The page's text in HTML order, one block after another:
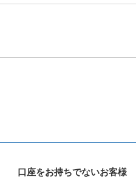
口座をお持ちでないお客様